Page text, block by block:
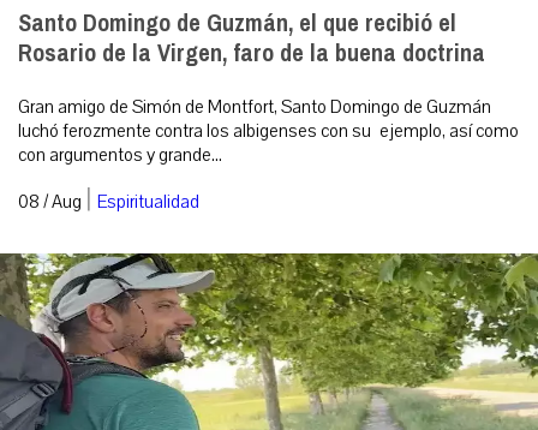
Santo Domingo de Guzmán, el que recibió el
Rosario de la Virgen, faro de la buena doctrina
Gran amigo de Simón de Montfort, Santo Domingo de Guzmán
luchó ferozmente contra los albigenses con su ejemplo, así como
con argumentos y grande...
08 / Aug | Espiritualidad